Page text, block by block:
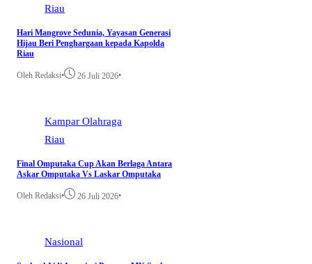
Riau
Hari Mangrove Sedunia, Yayasan Generasi
Hijau Beri Penghargaan kepada Kapolda
Riau
Oleh Redaksi• 26 Juli 2026•
Kampar Olahraga
Riau
Final Omputaka Cup Akan Berlaga Antara
Askar Omputaka Vs Laskar Omputaka
Oleh Redaksi• 26 Juli 2026•
Nasional